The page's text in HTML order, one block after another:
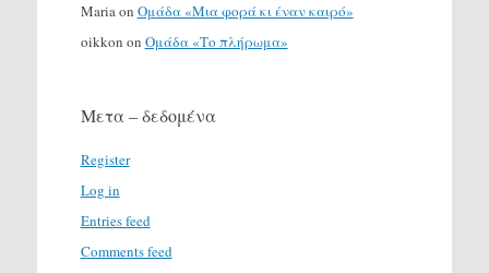
Mariaon Ομάδα «Μια φορά κι έναν καιρό»
oikkon on Ομάδα «Το πλήρωμα»
Μετα – δεδομένα
Register
Log in
Entries feed
Comments feed